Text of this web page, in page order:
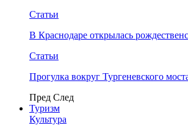
Статьи
В Краснодаре открылась
Статьи
Прогулка вокруг Тургеневского
Пред След
Туризм
Культура